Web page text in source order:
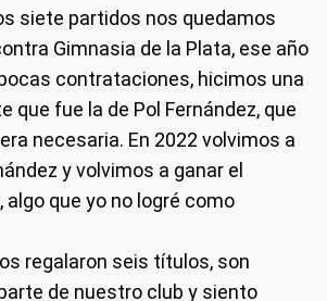
siete partidos nos quedamos
Gimnasia de la Plata, ese año
contrataciones, hicimos una
que fue la de Pol Fernández, que
necesaria. En 2022 volvimos a
y volvimos a ganar el
que yo no logré como
regalaron seis títulos, son
de nuestro club y siento